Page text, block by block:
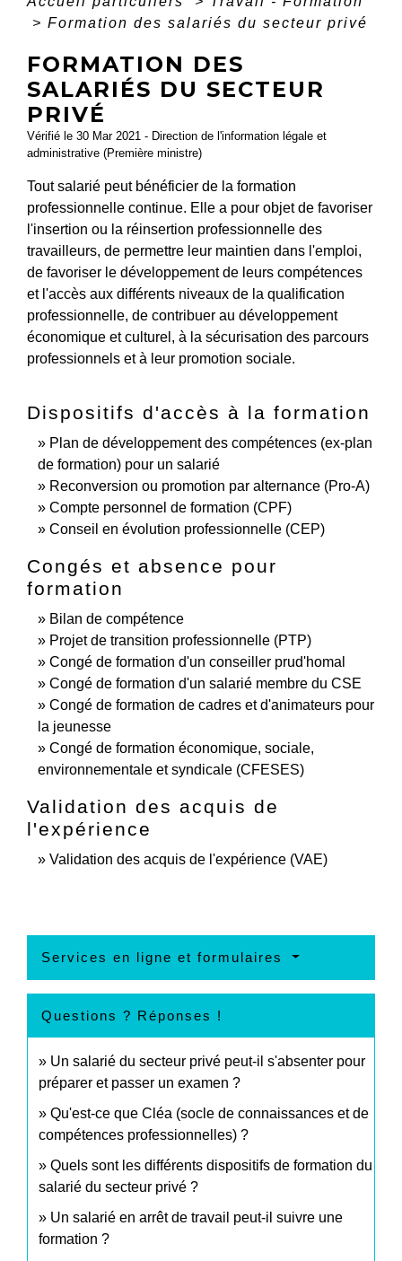
> Formation des salariés du secteur privé
FORMATION DES
SALARIÉS DU SECTEUR
PRIVÉ
Vérifié le 30 Mar 2021 - Direction de l'information légale et
administrative (Première ministre)
Tout salarié peut bénéficier de la formation
professionnelle continue. Elle a pour objet de favoriser
l'insertion ou la réinsertion professionnelle des
travailleurs, de permettre leur maintien dans l'emploi,
de favoriser le développement de leurs compétences
et l'accès aux différents niveaux de la qualification
professionnelle, de contribuer au développement
économique et culturel, à la sécurisation des parcours
professionnels et à leur promotion sociale.
Dispositifs d'accès à la formation
Plan de développement des compétences (ex-plan
de formation) pour un salarié
Reconversion ou promotion par alternance (Pro-A)
Compte personnel de formation (CPF)
Conseil en évolution professionnelle (CEP)
Congés et absence pour
formation
Bilan de compétence
Projet de transition professionnelle (PTP)
Congé de formation d'un conseiller prud'homal
Congé de formation d'un salarié membre du CSE
Congé de formation de cadres et d'animateurs pour
la jeunesse
Congé de formation économique, sociale,
environnementale et syndicale (CFESES)
Validation des acquis de
l'expérience
Validation des acquis de l'expérience (VAE)
Services en ligne et formulaires
Questions ? Réponses !
Un salarié du secteur privé peut-il s'absenter pour
préparer et passer un examen ?
Qu'est-ce que Cléa (socle de connaissances et de
compétences professionnelles) ?
Quels sont les différents dispositifs de formation du
salarié du secteur privé ?
Un salarié en arrêt de travail peut-il suivre une
formation ?